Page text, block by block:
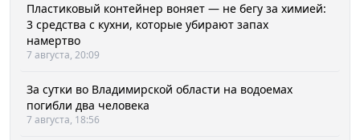
Пластиковый контейнер воняет — не бегу за химией:
3 средства с кухни, которые убирают запах
намертво
7 августа, 20:09
За сутки во Владимирской области на водоемах
погибли два человека
7 августа, 18:56